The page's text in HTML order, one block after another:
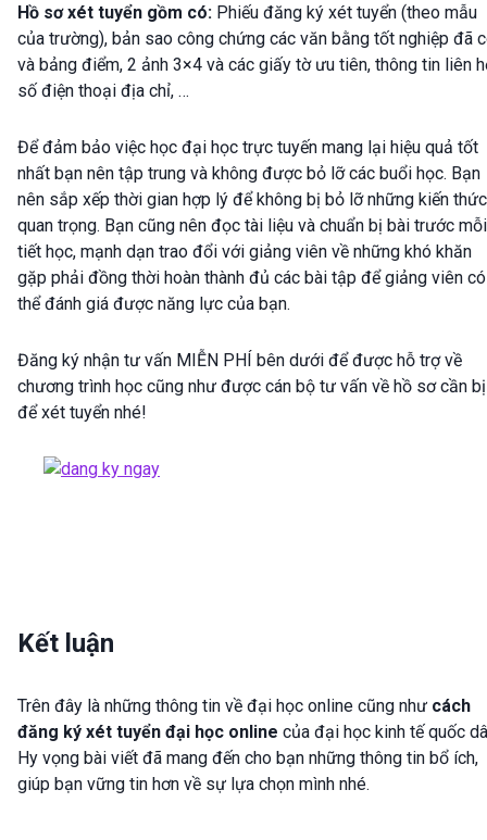
Hồ sơ xét tuyển gồm có: Phiếu đăng ký xét tuyển (theo mẫu
của trường), bản sao công chứng các văn bằng tốt nghiệp đã
và bảng điểm, 2 ảnh 3×4 và các giấy tờ ưu tiên, thông tin liên
số điện thoại địa chỉ, …
Để đảm bảo việc học đại học trực tuyến mang lại hiệu quả tốt
nhất bạn nên tập trung và không được bỏ lỡ các buổi học. Bạn
nên sắp xếp thời gian hợp lý để không bị bỏ lỡ những kiến thức
quan trọng. Bạn cũng nên đọc tài liệu và chuẩn bị bài trước mỗi
tiết học, mạnh dạn trao đổi với giảng viên về những khó khăn
gặp phải đồng thời hoàn thành đủ các bài tập để giảng viên có
thể đánh giá được năng lực của bạn.
Đăng ký nhận tư vấn MIỄN PHÍ bên dưới để được hỗ trợ về
chương trình học cũng như được cán bộ tư vấn về hồ sơ cần bị
để xét tuyển nhé!
Kết luận
Trên đây là những thông tin về đại học online cũng như cách
đăng ký xét tuyển đại học online của đại học kinh tế quốc
Hy vọng bài viết đã mang đến cho bạn những thông tin bổ ích,
giúp bạn vững tin hơn về sự lựa chọn mình nhé.